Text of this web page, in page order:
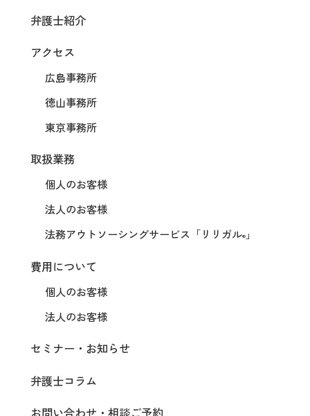
弁護士紹介
アクセス
広島事務所
徳山事務所
東京事務所
取扱業務
個人のお客様
法人のお客様
法務アウトソーシングサービス 「リリガル® 」
費用について
個人のお客様
法人のお客様
セミナー・お知らせ
弁護士コラム
お問い合わせ・相談ご予約